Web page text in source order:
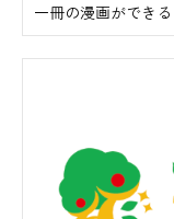
一冊の漫画ができ